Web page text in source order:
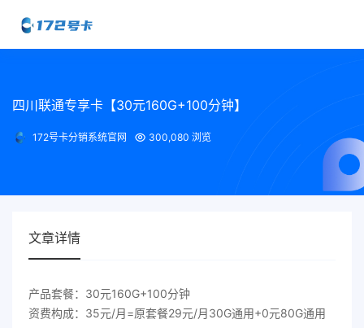
四川联通专享卡【30元160G+100分钟】
172号卡分销系统官网 300,080 浏览
文章详情
产品套餐：30元160G+100分钟
资费构成：35元/月=原套餐29元/月30G通用+0元80G通用